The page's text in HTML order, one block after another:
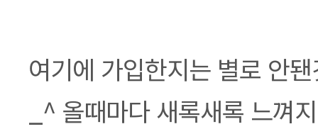
본문
여기에 가입한지는 별로 안
_^ 올때마다 새록새록 느껴